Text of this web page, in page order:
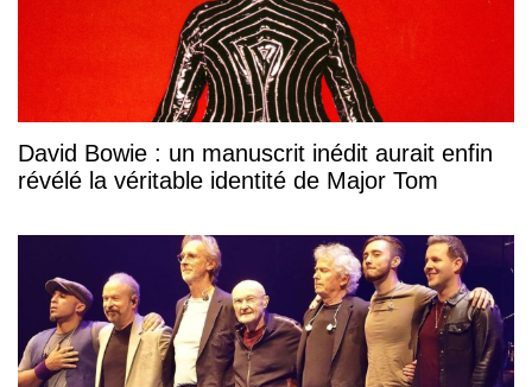
David Bowie : un manuscrit inédit aurait enfin
révélé la véritable identité de Major Tom